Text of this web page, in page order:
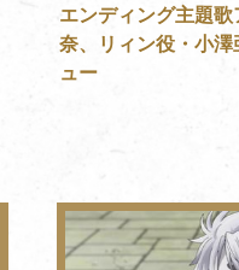
エンディング主題
奈、リィン役・小
ュー